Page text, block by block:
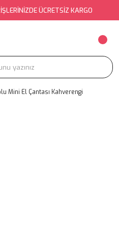
ÜCRETSİZ KARGO